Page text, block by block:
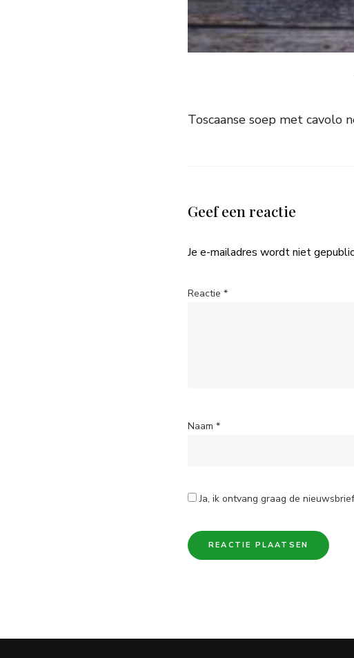
Toscaanse soep met cavolo
Geef een reactie
Je e-mailadres wordt niet
Reactie *
Naam *
Ja, ik ontvang graag de